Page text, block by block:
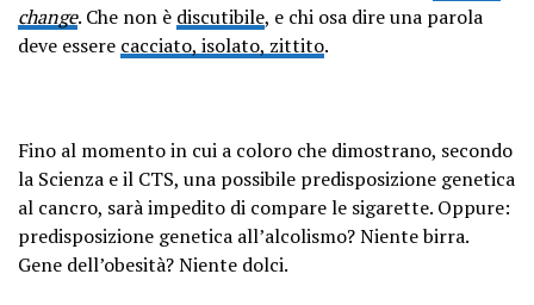
change. Che non è discutibile, e chi osa dire una parola
deve essere cacciato, isolato, zittito.
Fino al momento in cui a coloro che dimostrano, secondo
la Scienza e il CTS, una possibile predisposizione genetica
al cancro, sarà impedito di compare le sigarette. Oppure:
predisposizione genetica all’alcolismo? Niente birra.
Gene dell’obesità? Niente dolci.